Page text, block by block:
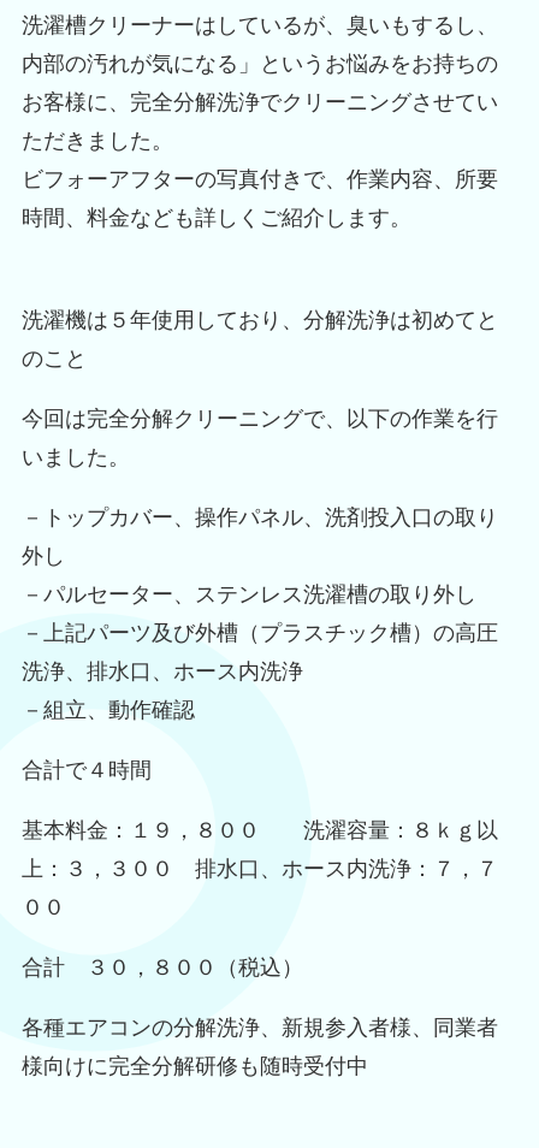
洗濯槽クリーナーはしているが、臭いもするし、
内部の汚れが気になる」というお悩みをお持ちの
お客様に、完全分解洗浄でクリーニングさせてい
ただきました。
ビフォーアフターの写真付きで、作業内容、所要
時間、料金なども詳しくご紹介します。
洗濯機は５年使用しており、分解洗浄は初めてと
のこと
今回は完全分解クリーニングで、以下の作業を行
いました。
－トップカバー、操作パネル、洗剤投入口の取り
外し
－パルセーター、ステンレス洗濯槽の取り外し
－上記パーツ及び外槽（プラスチック槽）の高圧
洗浄、排水口、ホース内洗浄
－組立、動作確認
合計で４時間
基本料金：１９，８００ 洗濯容量：８ｋｇ以
上：３，３００ 排水口、ホース内洗浄：７，７
００
合計 ３０，８００（税込）
各種エアコンの分解洗浄、新規参入者様、同業者
様向けに完全分解研修も随時受付中